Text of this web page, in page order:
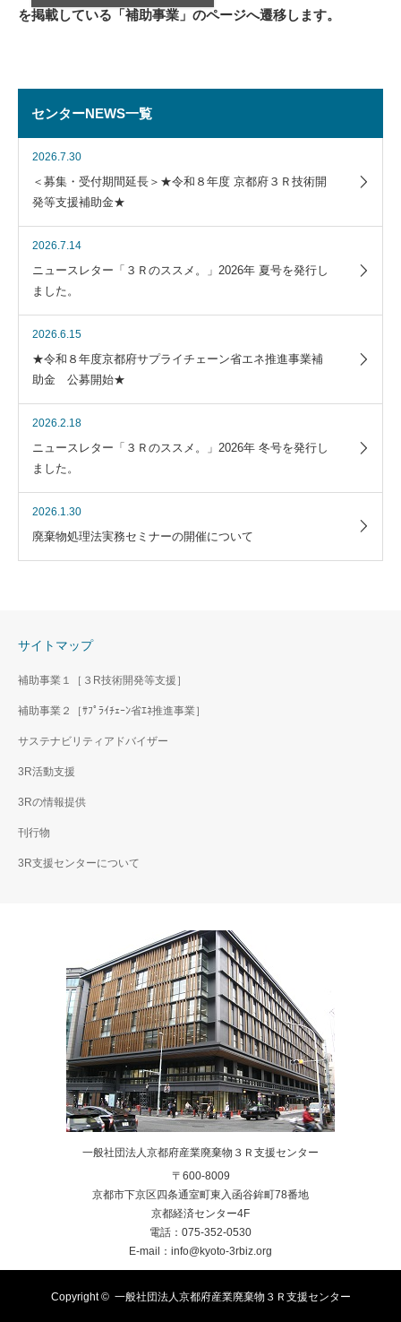
を掲載している「補助事業」のページへ遷移します。
センターNEWS一覧
2026.7.30
＜募集・受付期間延長＞★令和８年度 京都府３Ｒ技術開
発等支援補助金★
2026.7.14
ニュースレター「３Ｒのススメ。」2026年 夏号を発行し
ました。
2026.6.15
★令和８年度京都府サプライチェーン省エネ推進事業補
助金 公募開始★
2026.2.18
ニュースレター「３Ｒのススメ。」2026年 冬号を発行し
ました。
2026.1.30
廃棄物処理法実務セミナーの開催について
サイトマップ
補助事業１［３R技術開発等支援］
補助事業２［ｻﾌﾟﾗｲﾁｪｰﾝ省ｴﾈ推進事業］
サステナビリティアドバイザー
3R活動支援
3Rの情報提供
刊行物
3R支援センターについて
一般社団法人京都府産業廃棄物３Ｒ支援センター
〒600-8009
京都市下京区四条通室町東入函谷鉾町78番地
京都経済センター4F
電話：075-352-0530
E-mail：info@kyoto-3rbiz.org
Copyright © 一般社団法人京都府産業廃棄物３Ｒ支援センター